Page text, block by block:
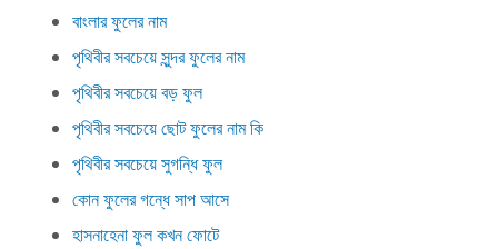
বাংলার ফুলের নাম
পৃথিবীর সবচেয়ে সুন্দর ফুলের নাম
পৃথিবীর সবচেয়ে বড় ফুল
পৃথিবীর সবচেয়ে ছোট ফুলের নাম কি
পৃথিবীর সবচেয়ে সুগন্ধি ফুল
কোন ফুলের গন্ধে সাপ আসে
হাসনাহেনা ফুল কখন ফোটে